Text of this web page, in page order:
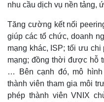
nhu cầu dịch vụ nền tảng,
Tăng cường kết nối
giúp các tổ chức, doanh
mạng khác, ISP; tối ưu
mạng; đồng thời được hỗ
… Bên cạnh đó, mô hình
thành viên tham gia môi
phép thành viên VNIX